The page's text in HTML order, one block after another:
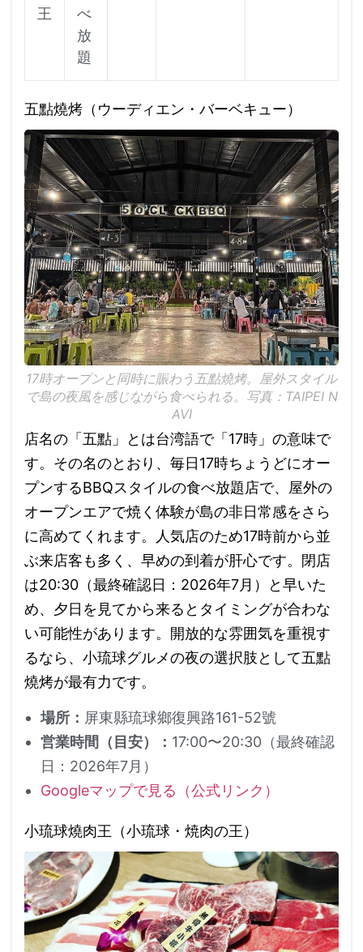
王
べ
放
題
五點燒烤（ウーディエン・バーベキュー）
17時オープンと同時に賑わう五點燒烤。屋外スタイル
で島の夜風を感じながら食べられる。写真：TAIPEI N
AVI
店名の「五點」とは台湾語で「17時」の意味で
す。その名のとおり、毎日17時ちょうどにオー
プンするBBQスタイルの食べ放題店で、屋外の
オープンエアで焼く体験が島の非日常感をさら
に高めてくれます。人気店のため17時前から並
ぶ来店客も多く、早めの到着が肝心です。閉店
は20:30（最終確認日：2026年7月）と早いた
め、夕日を見てから来るとタイミングが合わな
い可能性があります。開放的な雰囲気を重視す
るなら、小琉球グルメの夜の選択肢として五點
燒烤が最有力です。
場所： 屏東縣琉球鄉復興路161-52號
営業時間（目安）： 17:00〜20:30（最終確認
日：2026年7月）
Googleマップで見る（公式リンク）
小琉球燒肉王（小琉球・焼肉の王）